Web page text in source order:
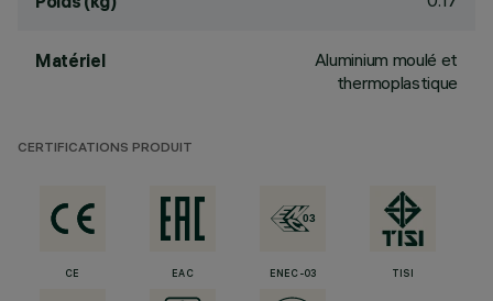
Matériel
Aluminium moulé et
thermoplastique
CERTIFICATIONS PRODUIT
CE EAC ENEC-03 TISI